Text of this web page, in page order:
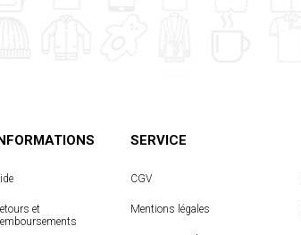
et
SERVICE
CGV
Mentions légales